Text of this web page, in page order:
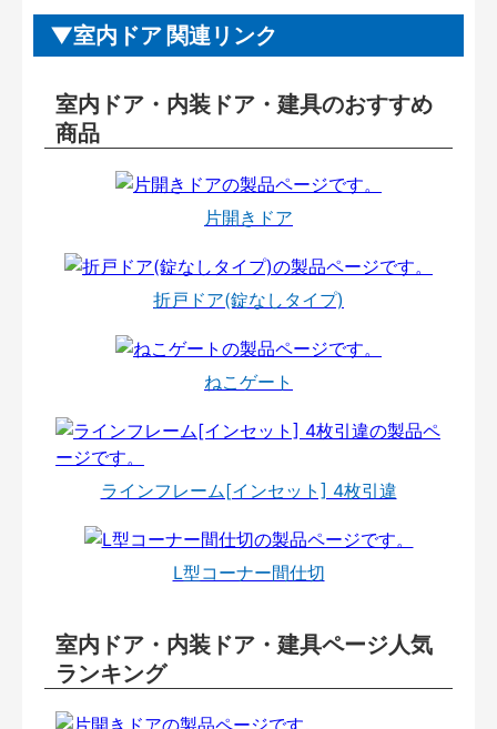
室内ドア 関連リンク
室内ドア・内装ドア・建具のおすすめ
商品
片開きドア
折戸ドア(錠なしタイプ)
ねこゲート
ラインフレーム[インセット] 4枚引違
L型コーナー間仕切
室内ドア・内装ドア・建具ページ人気
ランキング